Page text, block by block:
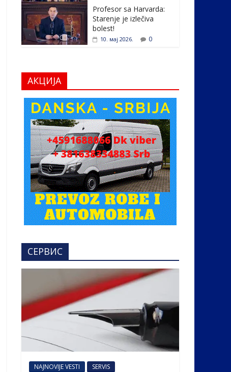
Profesor sa Harvarda:
Starenje je izlečiva
bolest!
10. мај 2026. 0
АКЦИЈА
СЕРВИС
NAJNOVIJE VESTI SERVIS